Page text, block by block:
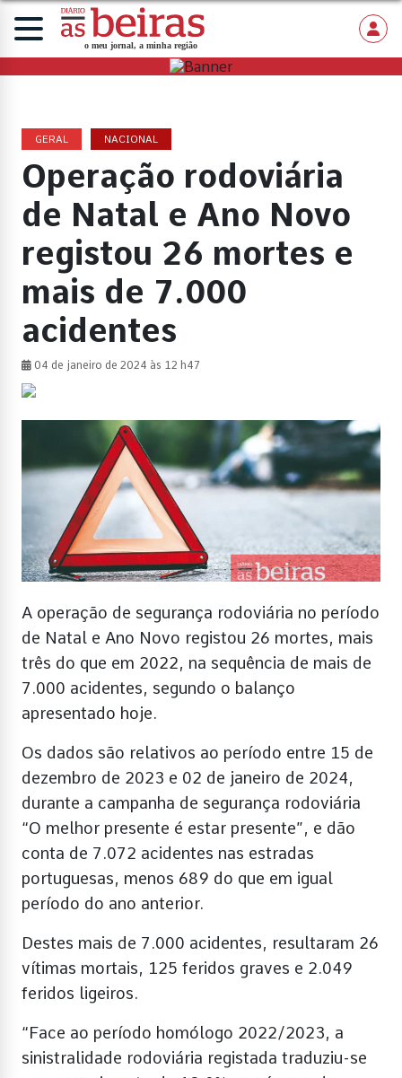
GERAL NACIONAL
Operação rodoviária
de Natal e Ano Novo
registou 26 mortes e
mais de 7.000
acidentes
04 de janeiro de 2024 às 12 h47
A operação de segurança rodoviária no período
de Natal e Ano Novo registou 26 mortes, mais
três do que em 2022, na sequência de mais de
7.000 acidentes, segundo o balanço
apresentado hoje.
Os dados são relativos ao período entre 15 de
dezembro de 2023 e 02 de janeiro de 2024,
durante a campanha de segurança rodoviária
“O melhor presente é estar presente”, e dão
conta de 7.072 acidentes nas estradas
portuguesas, menos 689 do que em igual
período do ano anterior.
Destes mais de 7.000 acidentes, resultaram 26
vítimas mortais, 125 feridos graves e 2.049
feridos ligeiros.
“Face ao período homólogo 2022/2023, a
sinistralidade rodoviária registada traduziu-se